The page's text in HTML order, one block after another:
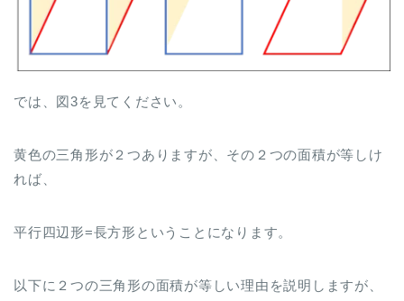
では、図3を見てください。
黄色の三角形が２つありますが、その２つの面積が等しけ
れば、
平行四辺形=長方形ということになります。
以下に２つの三角形の面積が等しい理由を説明しますが、